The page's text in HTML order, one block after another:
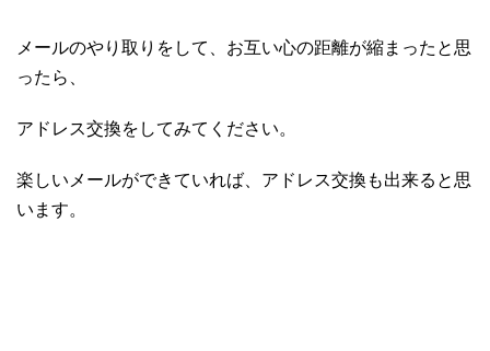
メールのやり取りをして、お互い心の距離が縮まったと思
ったら、
アドレス交換をしてみてください。
楽しいメールができていれば、アドレス交換も出来ると思
います。